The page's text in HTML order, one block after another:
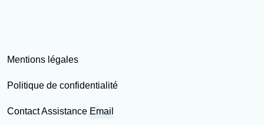
Mentions légales
Politique de confidentialité
Contact Assistance Email